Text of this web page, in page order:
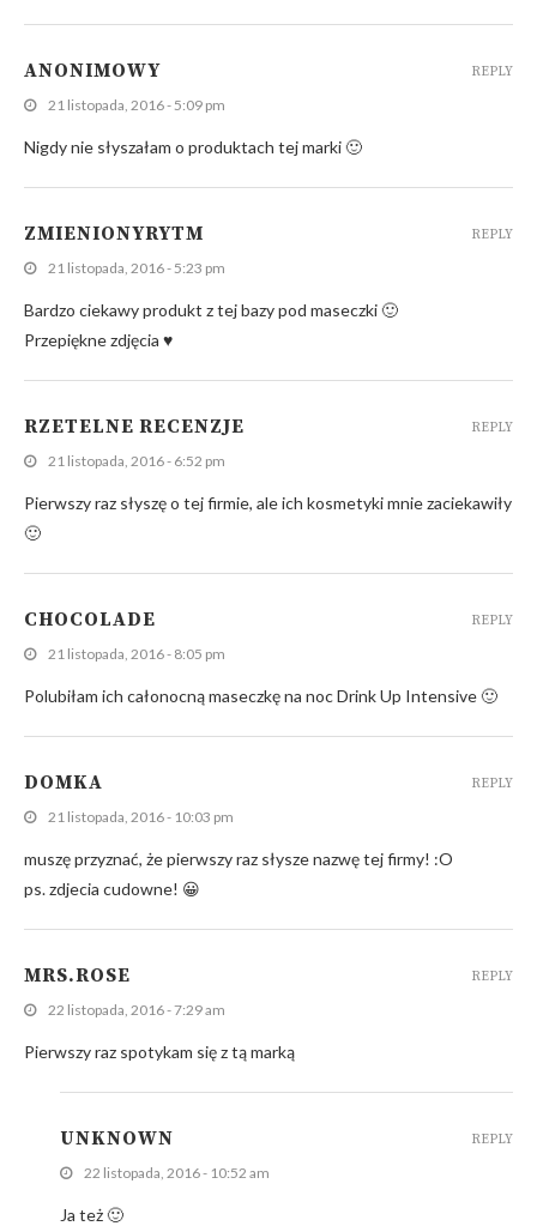
ANONIMOWY
21 listopada, 2016 - 5:09 pm
Nigdy nie słyszałam o produktach tej marki 🙂
REPLY
ZMIENIONYRYTM
21 listopada, 2016 - 5:23 pm
Bardzo ciekawy produkt z tej bazy pod maseczki 🙂
Przepiękne zdjęcia ♥
REPLY
RZETELNE RECENZJE
21 listopada, 2016 - 6:52 pm
Pierwszy raz słyszę o tej firmie, ale ich kosmetyki mnie zaciekawiły
🙂
REPLY
CHOCOLADE
21 listopada, 2016 - 8:05 pm
Polubiłam ich całonocną maseczkę na noc Drink Up Intensive 🙂
REPLY
DOMKA
21 listopada, 2016 - 10:03 pm
muszę przyznać, że pierwszy raz słysze nazwę tej firmy! :O
ps. zdjecia cudowne! 😀
REPLY
MRS.ROSE
22 listopada, 2016 - 7:29 am
Pierwszy raz spotykam się z tą marką
REPLY
UNKNOWN
22 listopada, 2016 - 10:52 am
Ja też 🙂
REPLY